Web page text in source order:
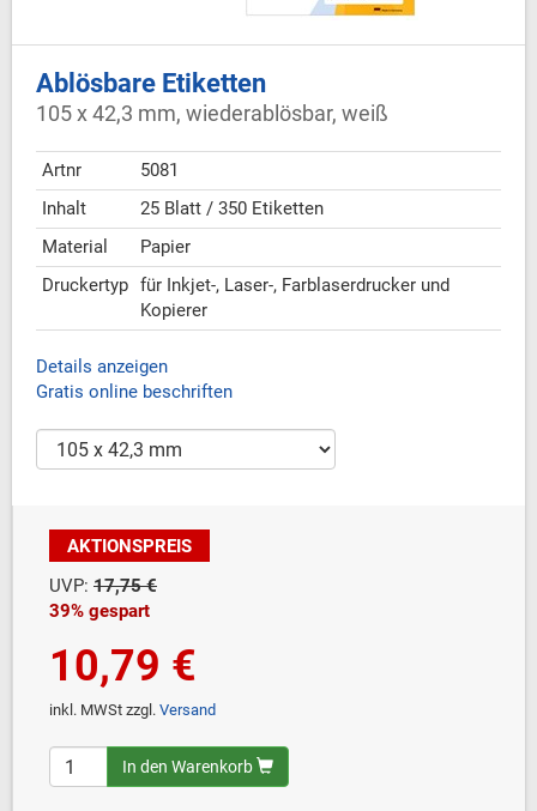
Ablösbare Etiketten
105 x 42,3 mm, wiederablösbar, weiß
Artnr
5081
Inhalt
25 Blatt / 350 Etiketten
Material
Papier
Druckertyp für Inkjet-, Laser-, Farblaserdrucker und
Kopierer
Details anzeigen
Gratis online beschriften
AKTIONSPREIS
UVP: 17,75 €
39% gespart
10,79 €
inkl. MWSt zzgl. Versand
In den Warenkorb